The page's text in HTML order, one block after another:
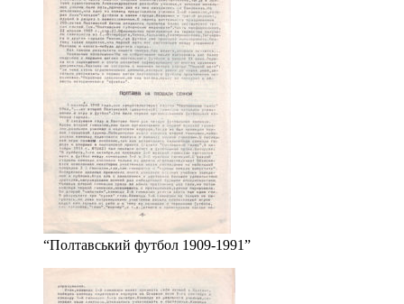
“Полтавський футбол 1909-1991”